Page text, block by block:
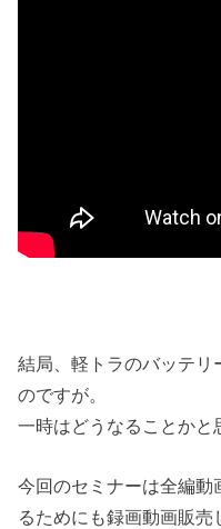
結局、軽トラのバッテリ
のですが。
一時はどうなることかと
今回のセミナーは全編動
るためにも録画動画販売